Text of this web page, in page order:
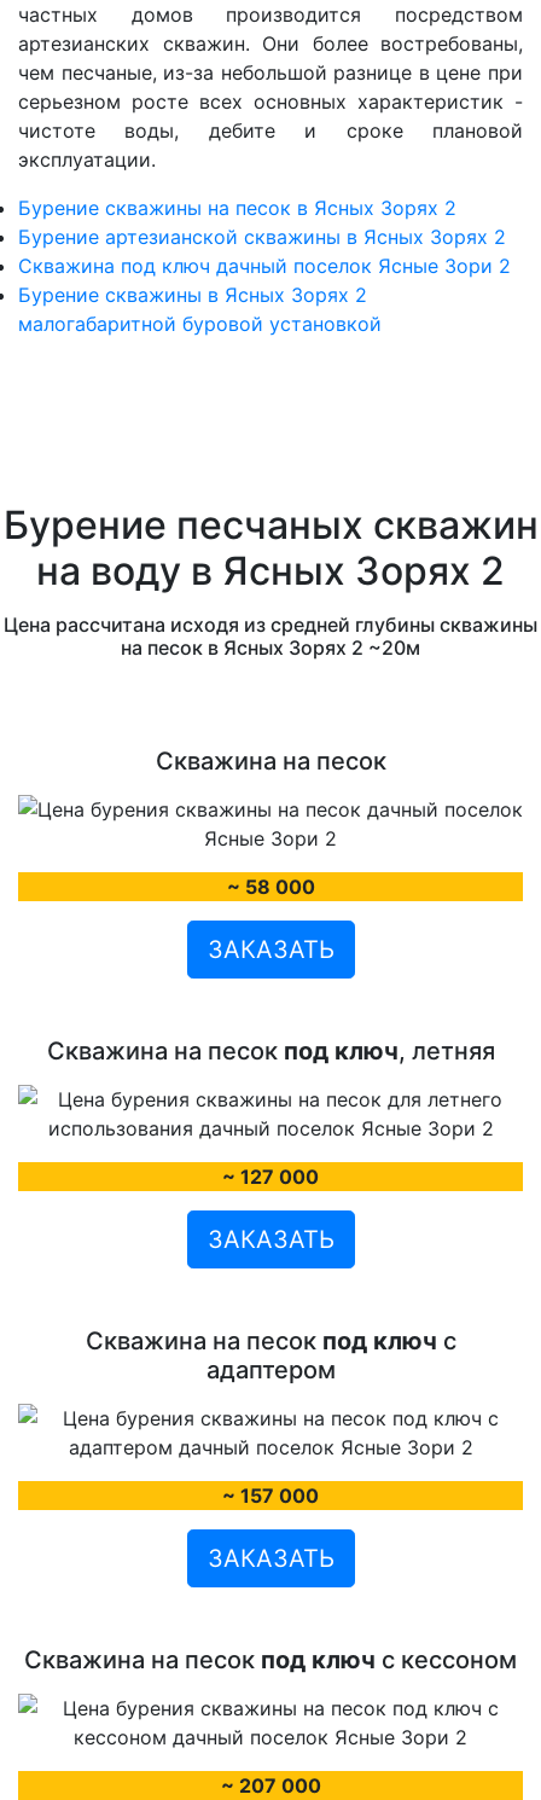
частных домов производится посредством
артезианских скважин. Они более востребованы,
чем песчаные, из-за небольшой разнице в цене при
серьезном росте всех основных характеристик -
чистоте воды, дебите и сроке плановой
эксплуатации.
Бурение скважины на песок в Ясных Зорях 2
Бурение артезианской скважины в Ясных Зорях 2
Скважина под ключ дачный поселок Ясные Зори 2
Бурение скважины в Ясных Зорях 2
малогабаритной буровой установкой
Бурение песчаных скважин
на воду в Ясных Зорях 2
Цена рассчитана исходя из средней глубины скважины
на песок в Ясных Зорях 2 ~20м
Скважина на песок
~ 58 000
ЗАКАЗАТЬ
Скважина на песок под ключ, летняя
~ 127 000
ЗАКАЗАТЬ
Скважина на песок под ключ с
адаптером
~ 157 000
ЗАКАЗАТЬ
Скважина на песок под ключ с кессоном
~ 207 000